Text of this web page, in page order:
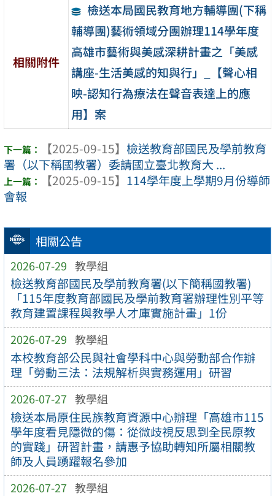
相關公告
2026-07-29 教學組
檢送教育部國民及學前教育署(以下簡稱國教署)
「115年度教育部國民及學前教育署辦理性別平等
教育建置課程與教學人才庫實施計畫」1份
2026-07-29 教學組
本校教育部公民與社會學科中心與勞動部合作辦
理「勞動三法：法規解析與實務運用」研習
2026-07-27 教學組
檢送本局原住民族教育資源中心辦理「高雄市115
學年度看見隱微的傷：從微歧視反思到全民原教
的實踐」研習計畫，請惠予協助轉知所屬相關教
師及人員踴躍報名參加
2026-07-27 教學組
相關附件
檢送本局國民教育地方輔導團(下稱
輔導團)藝術領域分團辦理114學年度
高雄市藝術與美感深耕計畫之「美感
講座-生活美感的知與行」_【聲心相
映-認知行為療法在聲音表達上的應
用】案
【2025-09-15】 檢送教育部國民及學前教育
署（以下稱國教署）委請國立臺北教育大 ...
【2025-09-15】 114學年度上學期9月份導師
會報